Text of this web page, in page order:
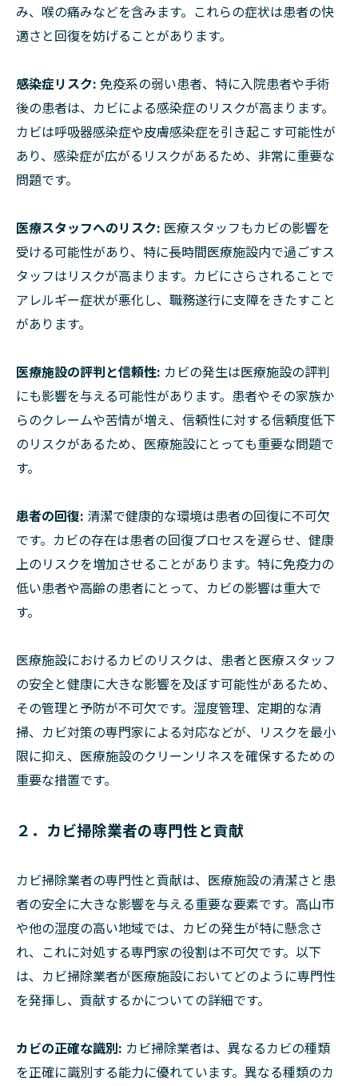
み、喉の痛みなどを含みます。これらの症状は患者の快
適さと回復を妨げることがあります。
感染症リスク: 免疫系の弱い患者、特に入院患者や手術
後の患者は、カビによる感染症のリスクが高まります。
カビは呼吸器感染症や皮膚感染症を引き起こす可能性が
あり、感染症が広がるリスクがあるため、非常に重要な
問題です。
医療スタッフへのリスク: 医療スタッフもカビの影響を
受ける可能性があり、特に長時間医療施設内で過ごすス
タッフはリスクが高まります。カビにさらされることで
アレルギー症状が悪化し、職務遂行に支障をきたすこと
があります。
医療施設の評判と信頼性: カビの発生は医療施設の評判
にも影響を与える可能性があります。患者やその家族か
らのクレームや苦情が増え、信頼性に対する信頼度低下
のリスクがあるため、医療施設にとっても重要な問題で
す。
患者の回復: 清潔で健康的な環境は患者の回復に不可欠
です。カビの存在は患者の回復プロセスを遅らせ、健康
上のリスクを増加させることがあります。特に免疫力の
低い患者や高齢の患者にとって、カビの影響は重大で
す。
医療施設におけるカビのリスクは、患者と医療スタッフ
の安全と健康に大きな影響を及ぼす可能性があるため、
その管理と予防が不可欠です。湿度管理、定期的な清
掃、カビ対策の専門家による対応などが、リスクを最小
限に抑え、医療施設のクリーンリネスを確保するための
重要な措置です。
２．カビ掃除業者の専門性と貢献
カビ掃除業者の専門性と貢献は、医療施設の清潔さと患
者の安全に大きな影響を与える重要な要素です。高山市
や他の湿度の高い地域では、カビの発生が特に懸念さ
れ、これに対処する専門家の役割は不可欠です。以下
は、カビ掃除業者が医療施設においてどのように専門性
を発揮し、貢献するかについての詳細です。
カビの正確な識別: カビ掃除業者は、異なるカビの種類
を正確に識別する能力に優れています。異なる種類のカ